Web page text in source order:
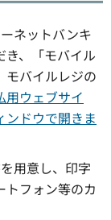
ネットバンキ
き、「モバイル
モバイルレジの
用ウェブサイ
ンドウで開きま
用意し、印字
トフォン等のカ